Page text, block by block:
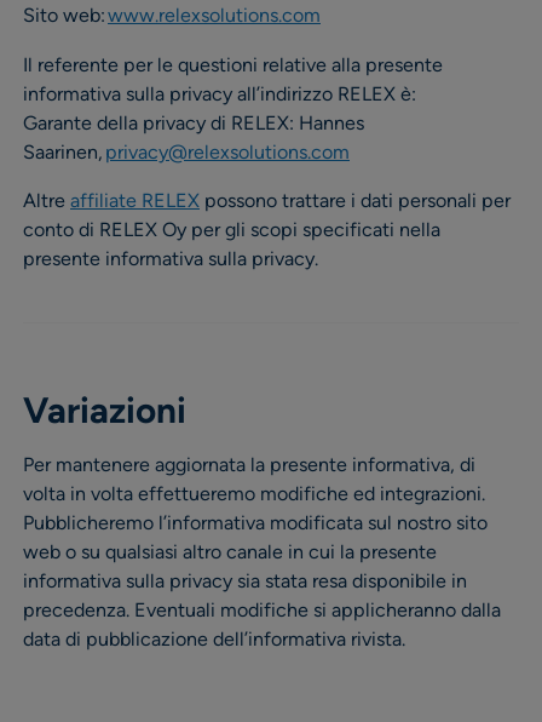
Sito web:www.relexsolutions.com
Il referente per le questioni relative alla presente
informativa sulla privacy all’indirizzo RELEX è:
Garante della privacy di RELEX: Hannes
Saarinen, privacy@relexsolutions.com
Altre affiliate RELEX possono trattare i dati personali per
conto di RELEX Oy per gli scopi specificati nella
presente informativa sulla privacy.
Variazioni
Per mantenere aggiornata la presente informativa, di
volta in volta effettueremo modifiche ed integrazioni.
Pubblicheremo l’informativa modificata sul nostro sito
web o su qualsiasi altro canale in cui la presente
informativa sulla privacy sia stata resa disponibile in
precedenza. Eventuali modifiche si applicheranno dalla
data di pubblicazione dell’informativa rivista.